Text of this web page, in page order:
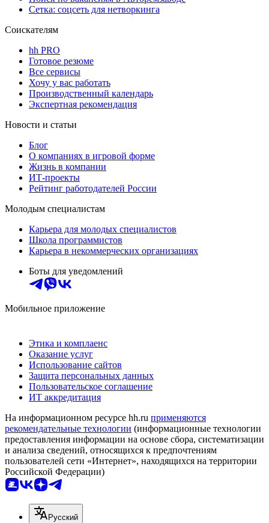
Сетка: соцсеть для нетворкинга
Соискателям
hh PRO
Готовое резюме
Все сервисы
Хочу у вас работать
Производственный календарь
Экспертная рекомендация
Новости и статьи
Блог
О компаниях в игровой форме
Жизнь в компании
ИТ-проекты
Рейтинг работодателей России
Молодым специалистам
Карьера для молодых специалистов
Школа программистов
Карьера в некоммерческих организациях
Боты для уведомлений
Мобильное приложение
Этика и комплаенс
Оказание услуг
Использование сайтов
Защита персональных данных
Пользовательское соглашение
ИТ аккредитация
На информационном ресурсе hh.ru применяются
рекомендательные технологии (информационные технологии
предоставления информации на основе сбора, систематизации
и анализа сведений, относящихся к предпочтениям
пользователей сети «Интернет», находящихся на территории
Российской Федерации)
Русский